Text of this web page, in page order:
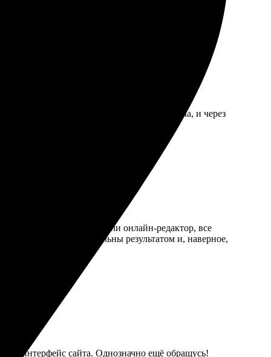
а цены приятно удивляют. Заказала, и через
еще!
и удобным. Использовали онлайн-редактор, все
надежно. Очень довольны результатом и, наверное,
интерфейс сайта. Однозначно ещё обращусь!